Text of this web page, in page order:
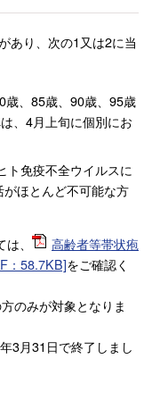
あり、次の1又は2に当
歳、85歳、90歳、95歳
、4月上旬に個別にお
ト免疫不全ウイルスに
ほとんど不可能な方
、
高齢者等帯状疱
：58.7KB]をご確認く
のみが対象となりま
3月31日で終了しまし